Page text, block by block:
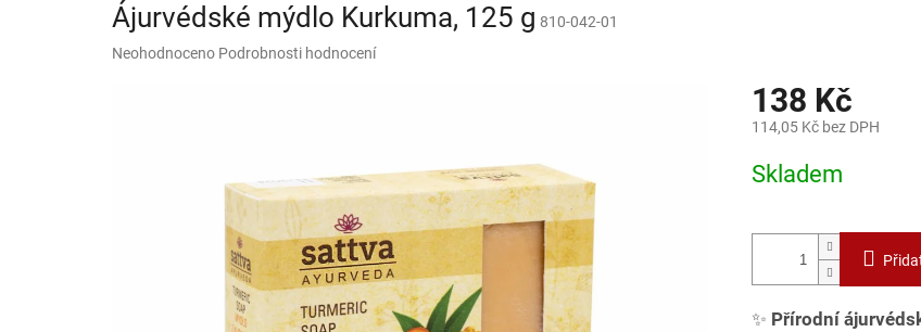
Ájurvédské mýdlo Kurkuma, 125 g 810-042-01
Průměrné
Neohodnoceno Podrobnosti hodnocení
138 Kč
114,05 Kč bez DPH
cena:
Skladem
✨ Přírodní